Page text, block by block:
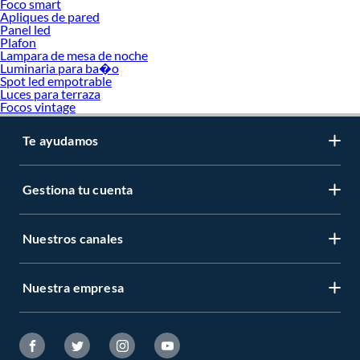
Explora nuestras colecciones disponibles y conoce más sobre sus beneficios.
Analiza tus preferencias, compara las opciones y elige la lámpara que aporte
estilo, seguridad y confort. Tu próxima elección puede marcar la diferencia en el
espacio favorito de tu hijo.
Complementa tu compra con estos productos:
Decoración Infantil
Cojines
Cuadros y Murales
Foco smart
Apliques de pared
Panel led
Plafon
Lampara de mesa de noche
Luminaria para ba�o
Spot led empotrable
Luces para terraza
Focos vintage
Te ayudamos
Gestiona tu cuenta
Nuestros canales
Nuestra empresa